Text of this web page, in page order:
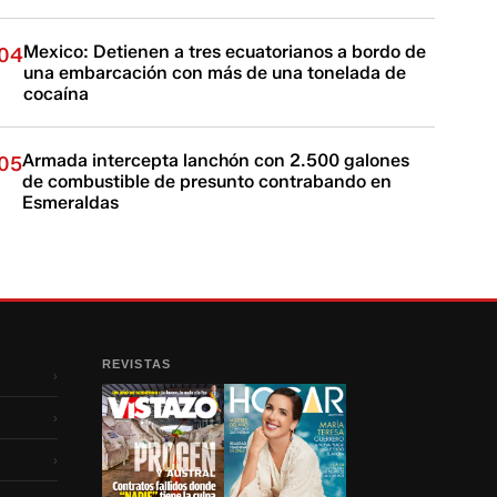
Mexico: Detienen a tres ecuatorianos a bordo de
una embarcación con más de una tonelada de
cocaína
Armada intercepta lanchón con 2.500 galones
de combustible de presunto contrabando en
Esmeraldas
›
›
›
REVISTAS